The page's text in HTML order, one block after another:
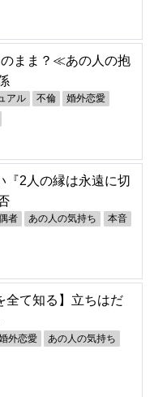
まま？≪あの人の抱
アル 不倫 婚外恋愛
2人の縁は永遠に切
者 あの人の気持ち 本音
全て知る】立ちはだ
外恋愛 あの人の気持ち